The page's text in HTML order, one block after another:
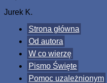
Jurek K.
Strona główna
Od autora
W co wierzę
Pismo Święte
Pomoc uzależnionym